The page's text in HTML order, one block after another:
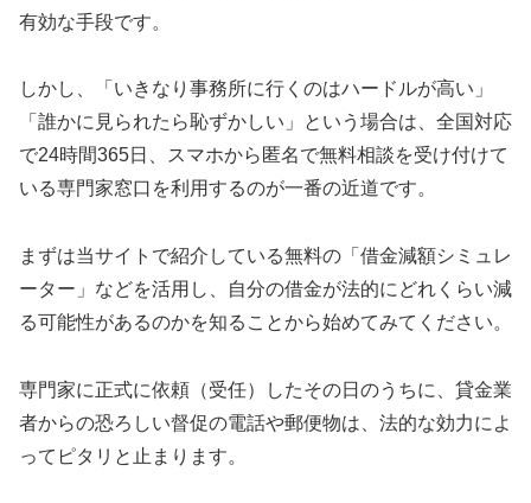
有効な手段です。
しかし、「いきなり事務所に行くのはハードルが高い」
「誰かに見られたら恥ずかしい」という場合は、全国対応
で24時間365日、スマホから匿名で無料相談を受け付けて
いる専門家窓口を利用するのが一番の近道です。
まずは当サイトで紹介している無料の「借金減額シミュレ
ーター」などを活用し、自分の借金が法的にどれくらい減
る可能性があるのかを知ることから始めてみてください。
専門家に正式に依頼（受任）したその日のうちに、貸金業
者からの恐ろしい督促の電話や郵便物は、法的な効力によ
ってピタリと止まります。